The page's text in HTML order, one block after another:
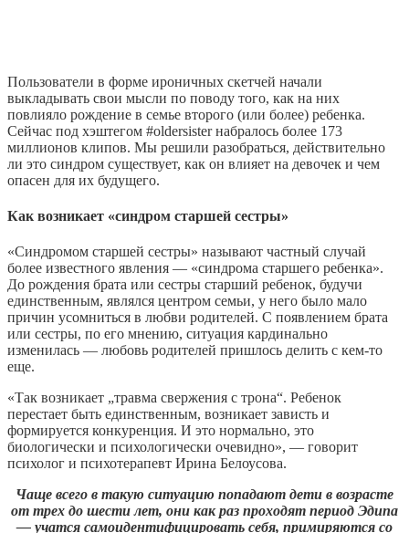
Пользователи в форме ироничных скетчей начали
выкладывать свои мысли по поводу того, как на них
повлияло рождение в семье второго (или более) ребенка.
Сейчас под хэштегом #oldersister набралось более 173
миллионов клипов. Мы решили разобраться, действительно
ли это синдром существует, как он влияет на девочек и чем
опасен для их будущего.
Как возникает «синдром старшей сестры»
«Синдромом старшей сестры» называют частный случай
более известного явления — «синдрома старшего ребенка».
До рождения брата или сестры старший ребенок, будучи
единственным, являлся центром семьи, у него было мало
причин усомниться в любви родителей. С появлением брата
или сестры, по его мнению, ситуация кардинально
изменилась — любовь родителей пришлось делить с кем-то
еще.
«Так возникает „травма свержения с трона“. Ребенок
перестает быть единственным, возникает зависть и
формируется конкуренция. И это нормально, это
биологически и психологически очевидно», — говорит
психолог и психотерапевт Ирина Белоусова.
Чаще всего в такую ситуацию попадают дети в возрасте
от трех до шести лет, они как раз проходят период Эдипа
— учатся самоидентифицировать себя, примиряются со